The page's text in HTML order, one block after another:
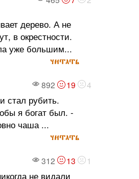
дерево. А не
в окрестности.
уже большим...
читать
892 19 4
стал рубить.
я богат был. -
чаша ...
читать
312 13 1
не видали